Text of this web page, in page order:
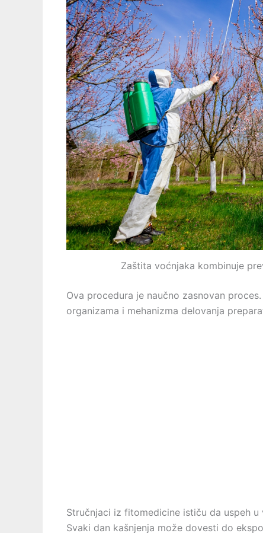
Zaštita voćnjaka kombinuje
Ova procedura je naučno zasnovan
organizama i mehanizma delovanja
Stručnjaci iz fitomedicine ističu da uspeh
Svaki dan kašnjenja može dovesti do